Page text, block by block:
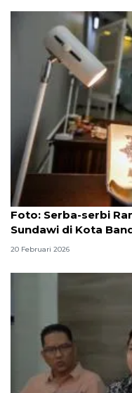
Foto
Foto: Serba-serbi
Sundawi di Kota
20 Februari 2026